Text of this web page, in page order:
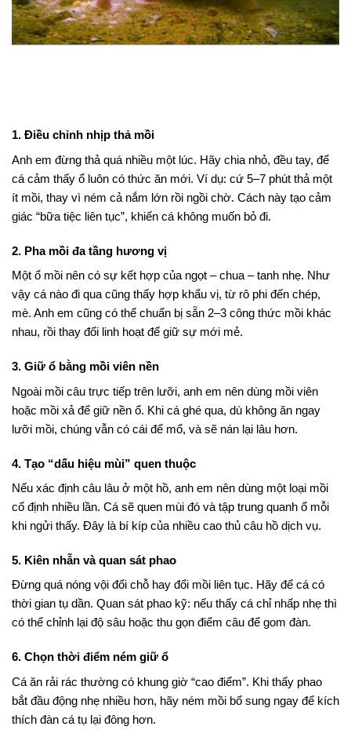
1. Điều chỉnh nhịp thả mồi
Anh em đừng thả quá nhiều một lúc. Hãy chia nhỏ, đều tay, để
cá cảm thấy ổ luôn có thức ăn mới. Ví dụ: cứ 5–7 phút thả một
ít mồi, thay vì ném cả nắm lớn rồi ngồi chờ. Cách này tạo cảm
giác “bữa tiệc liên tục”, khiến cá không muốn bỏ đi.
2. Pha mồi đa tầng hương vị
Một ổ mồi nên có sự kết hợp của ngọt – chua – tanh nhẹ. Như
vậy cá nào đi qua cũng thấy hợp khẩu vị, từ rô phi đến chép,
mè. Anh em cũng có thể chuẩn bị sẵn 2–3 công thức mồi khác
nhau, rồi thay đổi linh hoạt để giữ sự mới mẻ.
3. Giữ ổ bằng mồi viên nền
Ngoài mồi câu trực tiếp trên lưỡi, anh em nên dùng mồi viên
hoặc mồi xả để giữ nền ổ. Khi cá ghé qua, dù không ăn ngay
lưỡi mồi, chúng vẫn có cái để mổ, và sẽ nán lại lâu hơn.
4. Tạo “dấu hiệu mùi” quen thuộc
Nếu xác định câu lâu ở một hồ, anh em nên dùng một loại mồi
cố định nhiều lần. Cá sẽ quen mùi đó và tập trung quanh ổ mỗi
khi ngửi thấy. Đây là bí kíp của nhiều cao thủ câu hồ dịch vụ.
5. Kiên nhẫn và quan sát phao
Đừng quá nóng vội đổi chỗ hay đổi mồi liên tục. Hãy để cá có
thời gian tụ dần. Quan sát phao kỹ: nếu thấy cá chỉ nhấp nhẹ thì
có thể chỉnh lại độ sâu hoặc thu gọn điểm câu để gom đàn.
6. Chọn thời điểm ném giữ ổ
Cá ăn rải rác thường có khung giờ “cao điểm”. Khi thấy phao
bắt đầu động nhẹ nhiều hơn, hãy ném mồi bổ sung ngay để kích
thích đàn cá tụ lại đông hơn.